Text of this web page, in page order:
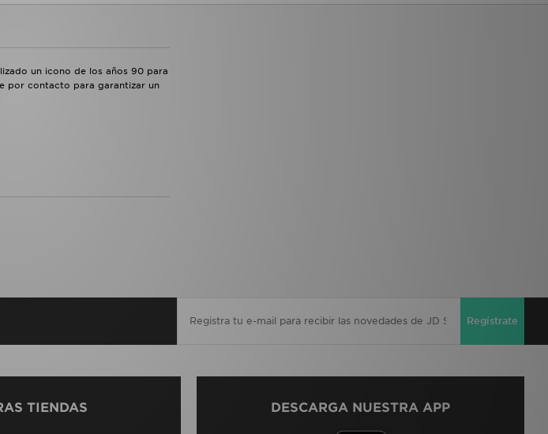
un icono de los años 90 para
por contacto para garantizar un
Regístrate
TIENDAS DESCARGA NUESTRA APP